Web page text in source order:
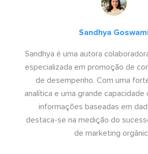
Sandhya Goswami
Sandhya é uma autora
especializada em promoção de
de desempenho. Com uma
analítica e uma grande capacidade
informações baseadas em
destaca-se na medição do
de marketing